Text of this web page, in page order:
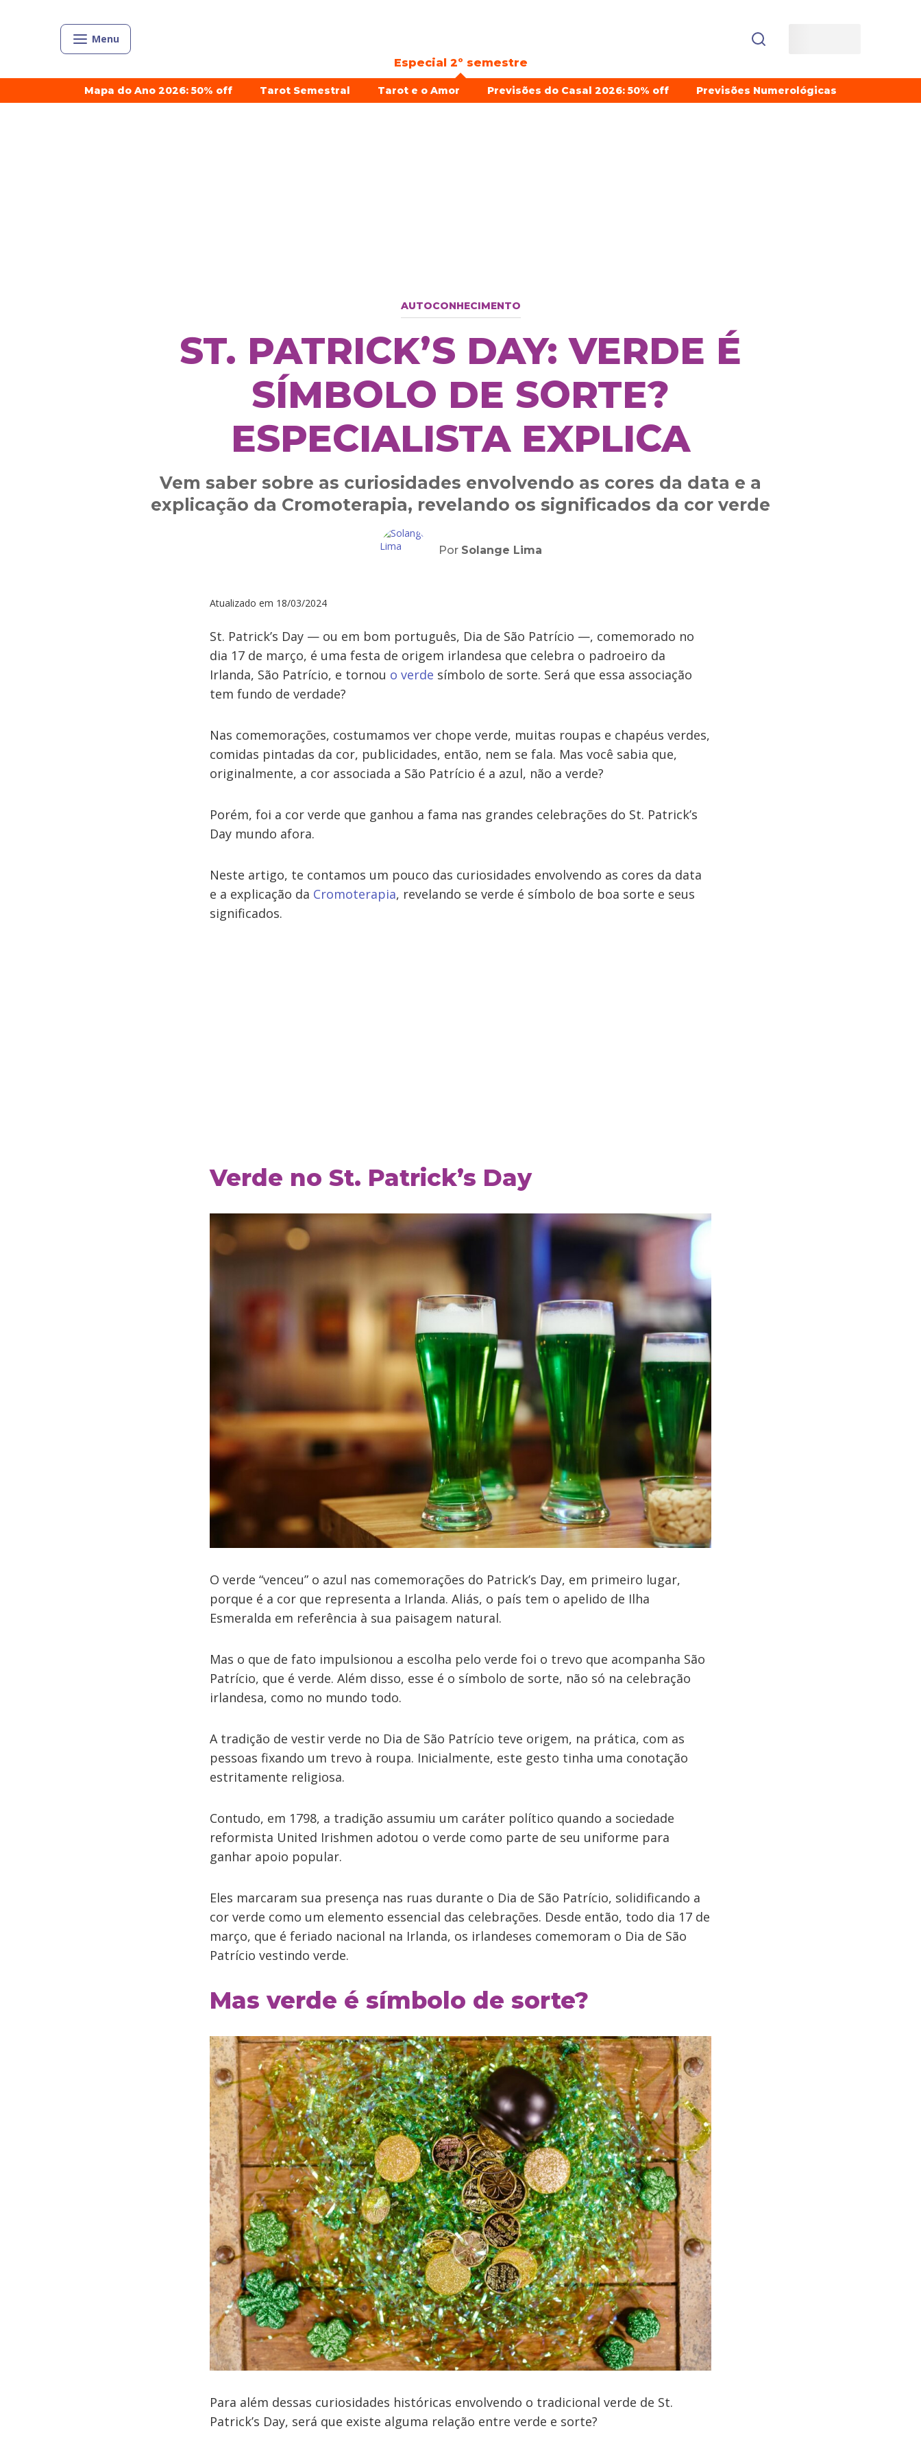
Menu
Especial 2º semestre
Mapa do Ano 2026: 50% off Tarot Semestral Tarot e o Amor Previsões do Casal 2026: 50% off Previsões Numerológicas
AUTOCONHECIMENTO
ST. PATRICK’S DAY: VERDE É
SÍMBOLO DE SORTE?
ESPECIALISTA EXPLICA
Vem saber sobre as curiosidades envolvendo as cores da data e a
explicação da Cromoterapia, revelando os significados da cor verde
Por Solange Lima
Atualizado em 18/03/2024
St. Patrick’s Day — ou em bom português, Dia de São Patrício —, comemorado no
dia 17 de março, é uma festa de origem irlandesa que celebra o padroeiro da
Irlanda, São Patrício, e tornou o verde símbolo de sorte. Será que essa associação
tem fundo de verdade?
Nas comemorações, costumamos ver chope verde, muitas roupas e chapéus verdes,
comidas pintadas da cor, publicidades, então, nem se fala. Mas você sabia que,
originalmente, a cor associada a São Patrício é a azul, não a verde?
Porém, foi a cor verde que ganhou a fama nas grandes celebrações do St. Patrick’s
Day mundo afora.
Neste artigo, te contamos um pouco das curiosidades envolvendo as cores da data
e a explicação da Cromoterapia, revelando se verde é símbolo de boa sorte e seus
significados.
Verde no St. Patrick’s Day
O verde “venceu” o azul nas comemorações do Patrick’s Day, em primeiro lugar,
porque é a cor que representa a Irlanda. Aliás, o país tem o apelido de Ilha
Esmeralda em referência à sua paisagem natural.
Mas o que de fato impulsionou a escolha pelo verde foi o trevo que acompanha São
Patrício, que é verde. Além disso, esse é o símbolo de sorte, não só na celebração
irlandesa, como no mundo todo.
A tradição de vestir verde no Dia de São Patrício teve origem, na prática, com as
pessoas fixando um trevo à roupa. Inicialmente, este gesto tinha uma conotação
estritamente religiosa.
Contudo, em 1798, a tradição assumiu um caráter político quando a sociedade
reformista United Irishmen adotou o verde como parte de seu uniforme para
ganhar apoio popular.
Eles marcaram sua presença nas ruas durante o Dia de São Patrício, solidificando a
cor verde como um elemento essencial das celebrações. Desde então, todo dia 17 de
março, que é feriado nacional na Irlanda, os irlandeses comemoram o Dia de São
Patrício vestindo verde.
Mas verde é símbolo de sorte?
Para além dessas curiosidades históricas envolvendo o tradicional verde de St.
Patrick’s Day, será que existe alguma relação entre verde e sorte?